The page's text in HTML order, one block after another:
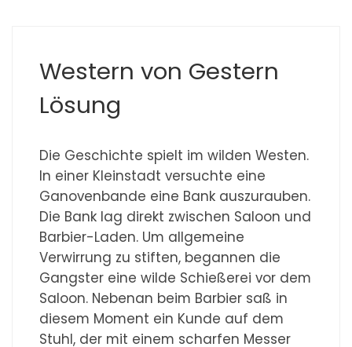
Western von Gestern
Lösung
Die Geschichte spielt im wilden Westen.
In einer Kleinstadt versuchte eine
Ganovenbande eine Bank auszurauben.
Die Bank lag direkt zwischen Saloon und
Barbier-Laden. Um allgemeine
Verwirrung zu stiften, begannen die
Gangster eine wilde Schießerei vor dem
Saloon. Nebenan beim Barbier saß in
diesem Moment ein Kunde auf dem
Stuhl, der mit einem scharfen Messer